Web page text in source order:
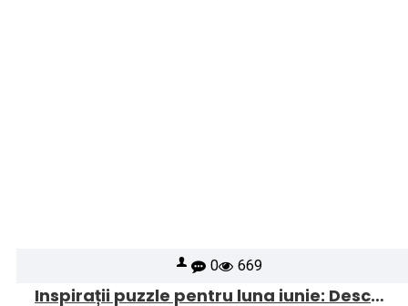
0 669
Inspirații puzzle pentru luna iunie: Descoperă universul mărcilor Heye și Jumbo